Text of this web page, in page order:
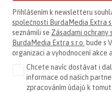
Přihlášením k newsletteru
společnosti BurdaMedia Extra
seznámili se Zásadami ochrany
BurdaMedia Extra s.r.o. bude s
organizaci a vyhodnocení akce
Chcete navíc dostávat i
informace od našich
zpracováním údajů k